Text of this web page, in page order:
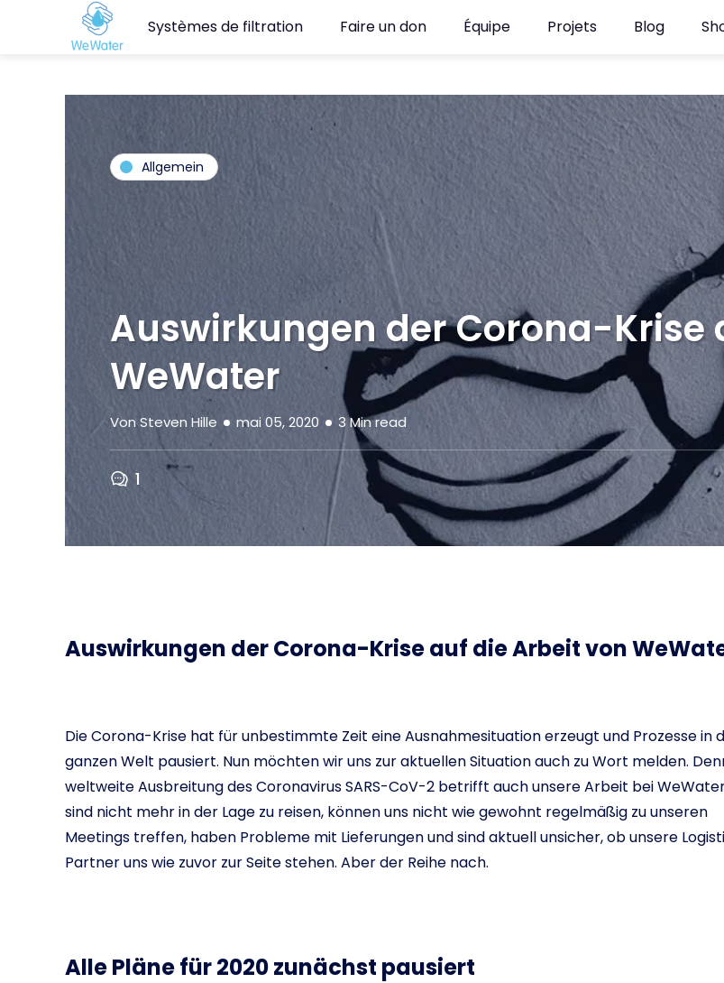
Systèmes de filtration Faire un don Équipe Projets Blog
Allgemein
Aus­wir­kun­gen der Co­ro­na-Kri­se
We­Wa­ter
VonSteven Hille mai 05, 2020 3Min read
1
Auswirkungen der Corona-Krise auf die Arbeit von
Die Corona-Krise hat für unbestimmte Zeit eine Ausnahmesituation erzeugt und Prozesse in
ganzen Welt pausiert. Nun möchten wir uns zur aktuellen Situation auch zu Wort melden.
weltweite Ausbreitung des Coronavirus SARS-CoV-2 betrifft auch unsere Arbeit bei
sind nicht mehr in der Lage zu reisen, können uns nicht wie gewohnt regelmäßig zu unseren
Meetings treffen, haben Probleme mit Lieferungen und sind aktuell unsicher, ob unsere
Partner uns wie zuvor zur Seite stehen. Aber der Reihe nach.
Alle Pläne für 2020 zunächst pausiert